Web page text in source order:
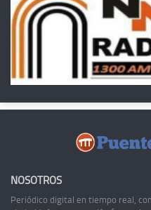
NOSOTROS
Periódico digital en tiempo real,